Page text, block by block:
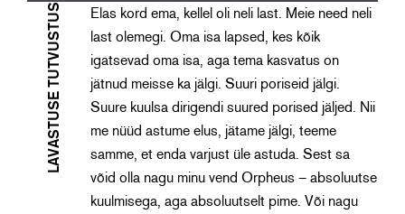
LAVASTUSE TUTVUSTUS
Elas kord ema, kellel oli neli last. Meie need neli
last olemegi. Oma isa lapsed, kes kõik
igatsevad oma isa, aga tema kasvatus on
jätnud meisse ka jälgi. Suuri poriseid jälgi.
Suure kuulsa dirigendi suured porised jäljed. Nii
me nüüd astume elus, jätame jälgi, teeme
samme, et enda varjust üle astuda. Sest sa
võid olla nagu minu vend Orpheus – absoluutse
kuulmisega, aga absoluutselt pime. Või nagu